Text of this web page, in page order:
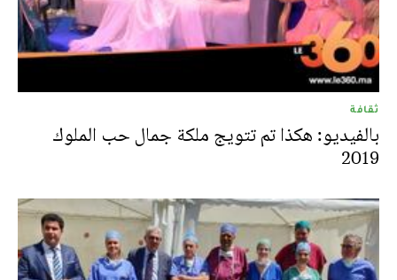
ثقافة
بالفيديو: هكذا تم تتويج ملكة جمال حب الملوك
2019